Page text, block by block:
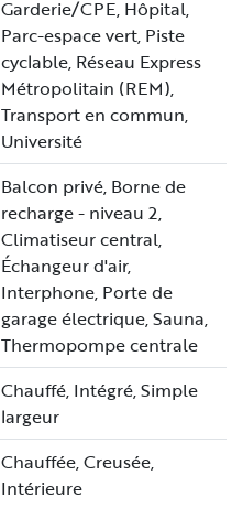
Garderie/CPE, Hôpital,
Parc-espace vert, Piste
cyclable, Réseau Express
Métropolitain (REM),
Transport en commun,
Université
Balcon privé, Borne de
recharge - niveau 2,
Climatiseur central,
Échangeur d'air,
Interphone, Porte de
garage électrique, Sauna,
Thermopompe centrale
Chauffé, Intégré, Simple
largeur
Chauffée, Creusée,
Intérieure